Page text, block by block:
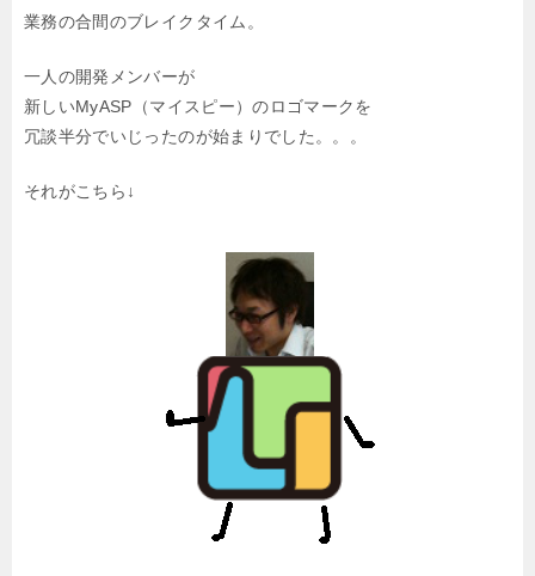
業務の合間のブレイクタイム。
一人の開発メンバーが
新しいMyASP（マイスピー）のロゴマークを
冗談半分でいじったのが始まりでした。。。
それがこちら↓